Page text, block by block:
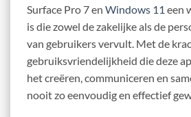
Surface Pro 7 en Windows 11 een
is die zowel de zakelijke als de
van gebruikers vervult. Met de
gebruiksvriendelijkheid die deze
het creëren, communiceren en
nooit zo eenvoudig en effectief